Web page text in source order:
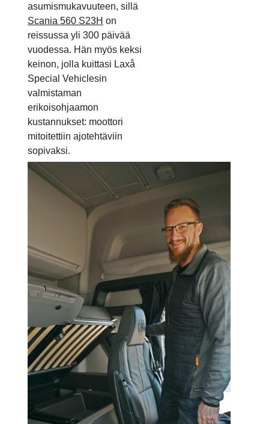
asumismukavuuteen, sillä
Scania 560 S23H on
reissussa yli 300 päivää
vuodessa. Hän myös keksi
keinon, jolla kuittasi Laxå
Special Vehiclesin
valmistaman
erikoisohjaamon
kustannukset: moottori
mitoitettiin ajotehtäviin
sopivaksi.